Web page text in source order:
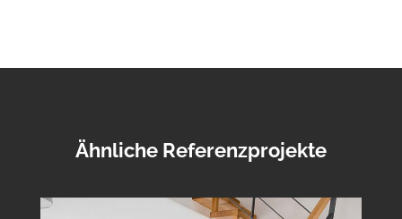
Ähnliche Referenzprojekte